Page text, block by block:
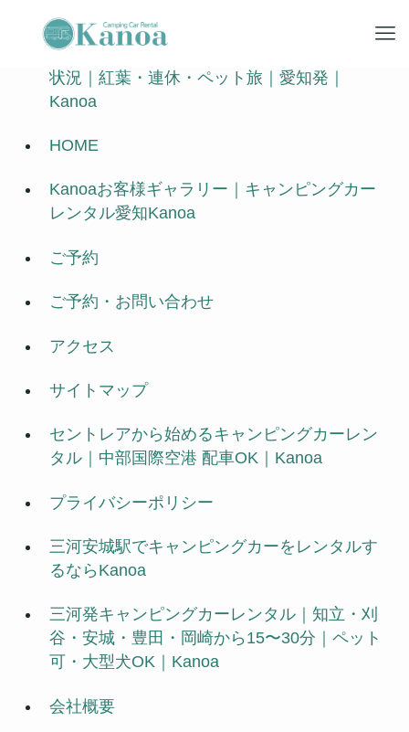
2026年 秋のキャンピングカーレンタル空き
状況｜紅葉・連休・ペット旅｜愛知発｜
Kanoa
HOME
Kanoaお客様ギャラリー｜キャンピングカー
レンタル愛知Kanoa
ご予約
ご予約・お問い合わせ
アクセス
サイトマップ
セントレアから始めるキャンピングカーレン
タル｜中部国際空港 配車OK｜Kanoa
プライバシーポリシー
三河安城駅でキャンピングカーをレンタルす
るならKanoa
三河発キャンピングカーレンタル｜知立・刈
谷・安城・豊田・岡崎から15〜30分｜ペット
可・大型犬OK｜Kanoa
会社概要